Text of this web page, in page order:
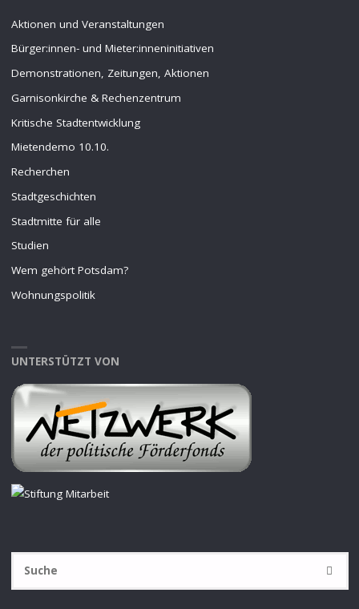
Aktionen und Veranstaltungen
Bürger:innen- und Mieter:inneninitiativen
Demonstrationen, Zeitungen, Aktionen
Garnisonkirche & Rechenzentrum
Kritische Stadtentwicklung
Mietendemo 10.10.
Recherchen
Stadtgeschichten
Stadtmitte für alle
Studien
Wem gehört Potsdam?
Wohnungspolitik
UNTERSTÜTZT VON
SUCHE